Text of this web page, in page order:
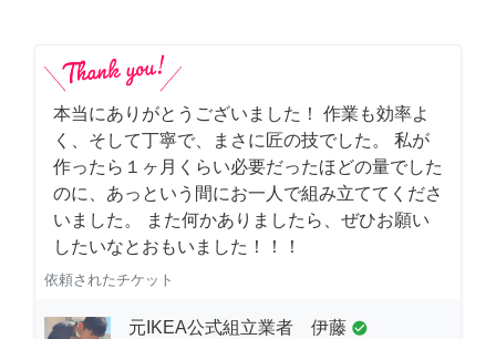
本当にありがとうございました！ 作業も効率よ
く、そして丁寧で、まさに匠の技でした。 私が
作ったら１ヶ月くらい必要だったほどの量でした
のに、あっという間にお一人で組み立ててくださ
いました。 また何かありましたら、ぜひお願い
したいなとおもいました！！！
依頼されたチケット
元IKEA公式組立業者 伊藤 check_circle